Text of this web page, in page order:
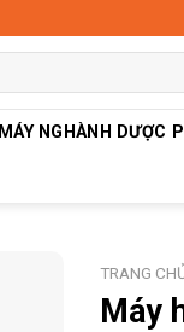
MÁY NGHÀNH DƯỢC
TRANG
Máy